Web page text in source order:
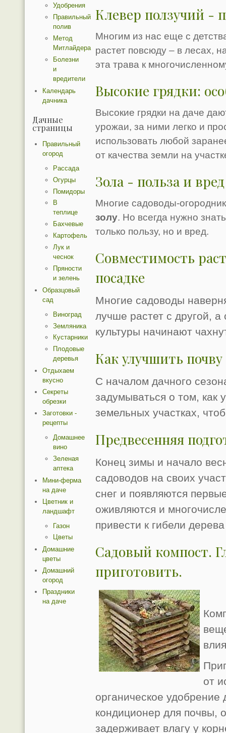
Клевер ползучий -
Многим из нас еще с
растет повсюду – в лесах,
эта трава к
Высокие грядки:
Высокие грядки на даче
урожаи, за ними легко и
использовать любой
от качества земли на
Зола - польза и вред
Многие садоводы-
золу. Но всегда нужно
только пользу, но и вред.
Совместимость
посадке
Многие садоводы
лучше растет с другой,
культуры начинают
Как улучшить почву
С началом дачного
задумываться о том, как
земельных участках,
Предвесенняя
Конец зимы и начало
садоводов на своих
снег и появляются
оживляются и
привести к гибели
Садовый компост.
приготовить.
от
органическое
кондиционер для почвы,
задерживает влагу у
Удобрения
Правильный
полив
Метод
Митлайдера
Болезни
и
вредители
Календарь
дачника
Дачные
страницы
Правильный
огород
Рассада
Огурцы
Помидоры
В
теплице
Бахчевые
Картофель
Лук и
чеснок
Пряности
и зелень
Образцовый
сад
Виноград
Земляника
Кустарники
Плодовые
деревья
Отдыхаем
вкусно
Секреты
обрезки
Заготовки -
рецепты
Домашнее
вино
Зеленая
аптека
Мини-ферма
на даче
Цветник и
ландшафт
Газон
Цветы
Домашние
цветы
Домашний
огород
Праздники
на даче